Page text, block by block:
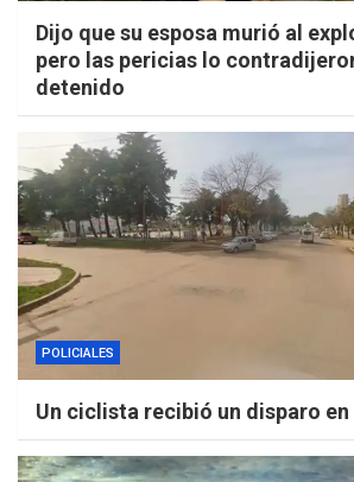
Dijo que su esposa murió al
pero las pericias lo
detenido
POLICIALES
Un ciclista recibió un disparo en